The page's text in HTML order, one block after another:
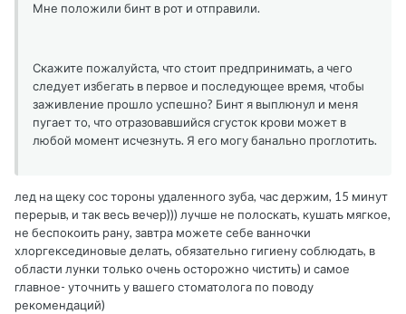
Мне положили бинт в рот и отправили.
Скажите пожалуйста, что стоит предпринимать, а чего
следует избегать в первое и последующее время, чтобы
заживление прошло успешно? Бинт я выплюнул и меня
пугает то, что отразовавшийся сгусток крови может в
любой момент исчезнуть. Я его могу банально проглотить.
лед на щеку сос тороны удаленного зуба, час держим, 15 минут
перерыв, и так весь вечер))) лучше не полоскать, кушать мягкое,
не беспокоить рану, завтра можете себе ванночки
хлоргексединовые делать, обязательно гигиену соблюдать, в
области лунки только очень осторожно чистить) и самое
главное- уточнить у вашего стоматолога по поводу
рекомендаций)